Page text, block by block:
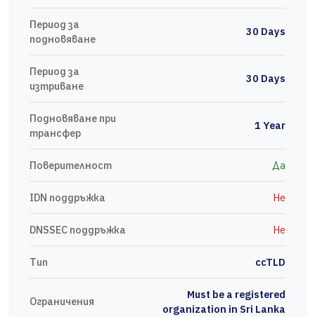
Период за
подновяване
30 Days
Период за
изтриване
30 Days
Подновяване при
трансфер
1 Year
Поверителност Да
IDN поддръжка Не
DNSSEC поддръжка Не
Тип ccTLD
Ограничения
Must be a registered
organization in Sri Lanka